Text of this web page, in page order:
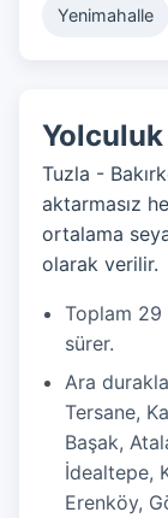
Yenimahalle
Yolculuk
Tuzla -
aktarmasız
ortalama
olarak verilir.
Toplam 29
sürer.
Ara
Tersane,
Başak,
İdealtepe,
Erenköy,